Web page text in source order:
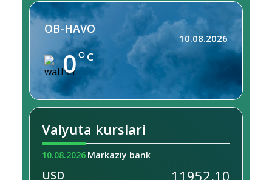
OB-HAVO
0 C
10.08.2026
Valyuta kurslari
10.08.2026 Markaziy bank
USD 11952.10